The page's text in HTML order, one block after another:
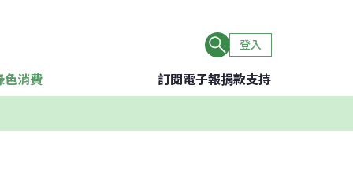
登入
色消費 訂閱電子報捐款支持